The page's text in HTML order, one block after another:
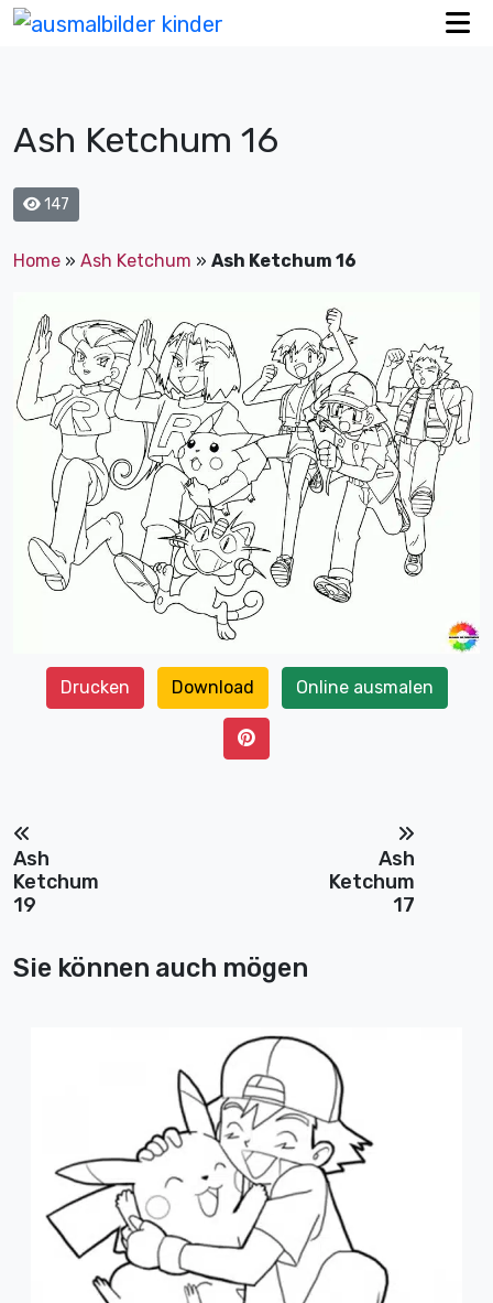
Ash Ketchum 16
147
Home » Ash Ketchum » Ash Ketchum 16
Drucken Download Online ausmalen
Ash
Ketchum
19
Ash
Ketchum
17
Sie können auch mögen